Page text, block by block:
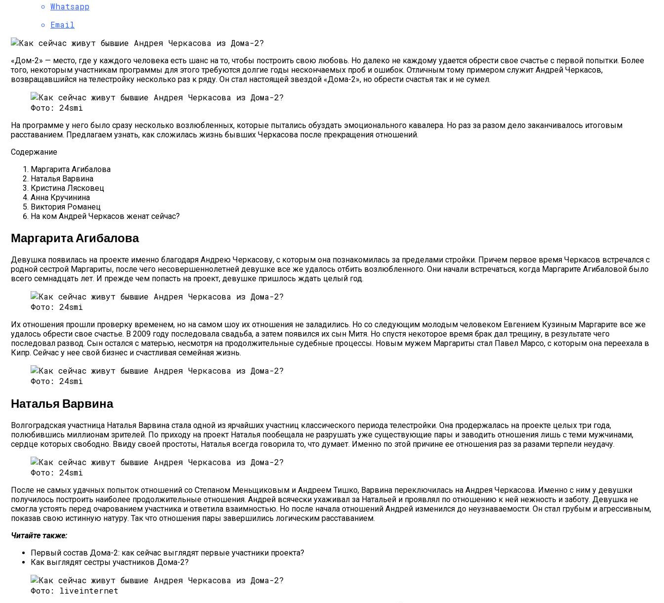
Способы И Механизмы Психологической Защиты От Негативного Влияния
Whatsapp
Email
«Дом-2» — место, где у каждого человека есть шанс на то, чтобы построить свою любовь. Но далеко не каждому удается обрести свое счастье с первой попытки. Более
того, некоторым участникам программы для этого требуются долгие годы нескончаемых проб и ошибок. Отличным тому примером служит Андрей Черкасов,
возвращавшийся на телестройку несколько раз к ряду. Он стал настоящей звездой «Дома-2», но обрести счастья так и не сумел.
Фото: 24smi
На программе у него было сразу несколько возлюбленных, которые пытались обуздать эмоционального кавалера. Но раз за разом дело заканчивалось итоговым
расставанием. Предлагаем узнать, как сложилась жизнь бывших Черкасова после прекращения отношений.
Содержание
Маргарита Агибалова
Наталья Варвина
Кристина Лясковец
Анна Кручинина
Виктория Романец
На ком Андрей Черкасов женат сейчас?
Маргарита Агибалова
Девушка появилась на проекте именно благодаря Андрею Черкасову, с которым она познакомилась за пределами стройки. Причем первое время Черкасов встречался с
родной сестрой Маргариты, после чего несовершеннолетней девушке все же удалось отбить возлюбленного. Они начали встречаться, когда Маргарите Агибаловой было
всего семнадцать лет. И прежде чем попасть на проект, девушке пришлось ждать целый год.
Фото: 24smi
Их отношения прошли проверку временем, но на самом шоу их отношения не заладились. Но со следующим молодым человеком Евгением Кузиным Маргарите все же
удалось обрести свое счастье. В 2009 году последовала свадьба, а затем появился их сын Митя. Но спустя некоторое время брак дал трещину, в результате чего
последовал развод. Сын остался с матерью, несмотря на продолжительные судебные процессы. Новым мужем Маргариты стал Павел Марсо, с которым она переехала в
Кипр. Сейчас у нее свой бизнес и счастливая семейная жизнь.
Фото: 24smi
Наталья Варвина
Волгоградская участница Наталья Варвина стала одной из ярчайших участниц классического периода телестройки. Она продержалась на проекте целых три года,
полюбившись миллионам зрителей. По приходу на проект Наталья пообещала не разрушать уже существующие пары и заводить отношения лишь с теми мужчинами,
сердце которых свободно. Ввиду своей простоты, Наталья всегда говорила то, что думает. Именно по этой причине ее отношения раз за разами терпели неудачу.
Фото: 24smi
После не самых удачных попыток отношений со Степаном Меньщиковым и Андреем Тишко, Варвина переключилась на Андрея Черкасова. Именно с ним у девушки
получилось построить наиболее продолжительные отношения. Андрей всячески ухаживал за Натальей и проявлял по отношению к ней нежность и заботу. Девушка не
смогла устоять перед очарованием участника и ответила взаимностью. Но после начала отношений Андрей изменился до неузнаваемости. Он стал грубым и агрессивным,
показав свою истинную натуру. Так что отношения пары завершились логическим расставанием.
Читайте также:
Первый состав Дома-2: как сейчас выглядят первые участники проекта?
Как выглядят сестры участников Дома-2?
Фото: liveinternet